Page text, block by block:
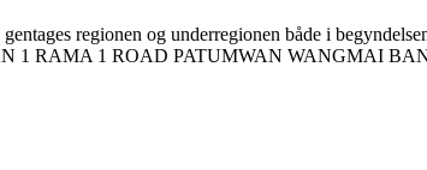
gentages regionen og underregionen både i
1 RAMA 1 ROAD PATUMWAN WANGMAI